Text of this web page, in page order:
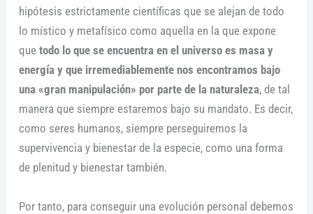
hipótesis estrictamente científicas que se alejan de todo
lo místico y metafísico como aquella en la que expone
que todo lo que se encuentra en el universo es masa y
energía y que irremediablemente nos encontramos bajo
una «gran manipulación» por parte de la naturaleza, de tal
manera que siempre estaremos bajo su mandato. Es decir,
como seres humanos, siempre perseguiremos la
supervivencia y bienestar de la especie, como una forma
de plenitud y bienestar también.
Por tanto, para conseguir una evolución personal debemos